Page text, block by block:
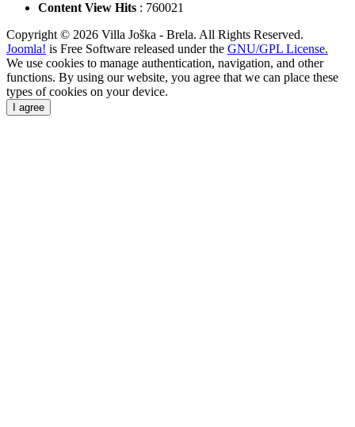
Content View Hits : 760021
Copyright © 2026 Villa Joška - Brela. All Rights Reserved.
Joomla! is Free Software released under the GNU/GPL License.
We use cookies to manage authentication, navigation, and other
functions. By using our website, you agree that we can place these
types of cookies on your device.
I agree